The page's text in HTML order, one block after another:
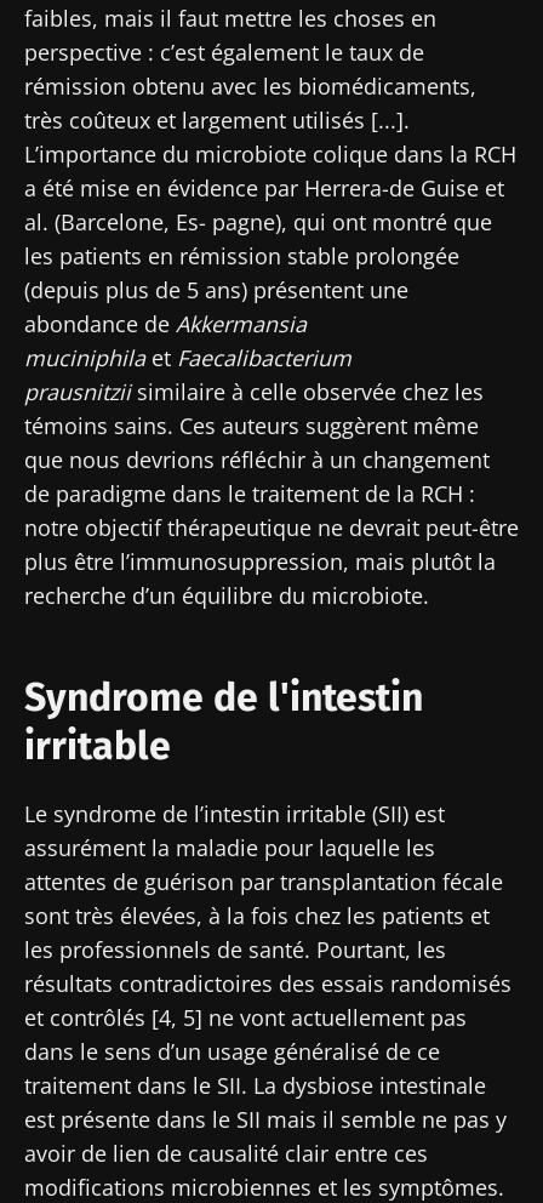
faibles, mais il faut mettre les choses en
perspective : c’est également le taux de
rémission obtenu avec les biomédicaments,
très coûteux et largement utilisés [...].
L’importance du microbiote colique dans la RCH
a été mise en évidence par Herrera-de Guise et
al. (Barcelone, Es- pagne), qui ont montré que
les patients en rémission stable prolongée
(depuis plus de 5 ans) présentent une
abondance de Akkermansia
muciniphilaet Faecalibacterium
prausnitziisimilaire à celle observée chez les
témoins sains. Ces auteurs suggèrent même
que nous devrions réfléchir à un changement
de paradigme dans le traitement de la RCH :
notre objectif thérapeutique ne devrait peut-être
plus être l’immunosuppression, mais plutôt la
recherche d’un équilibre du microbiote.
Syndrome de l'intestin
irritable
Le syndrome de l’intestin irritable (SII) est
assurément la maladie pour laquelle les
attentes de guérison par transplantation fécale
sont très élevées, à la fois chez les patients et
les professionnels de santé. Pourtant, les
résultats contradictoires des essais randomisés
et contrôlés [4, 5] ne vont actuellement pas
dans le sens d’un usage généralisé de ce
traitement dans le SII. La dysbiose intestinale
est présente dans le SII mais il semble ne pas y
avoir de lien de causalité clair entre ces
modifications microbiennes et les symptômes.
Redirection
Vous êtes sur le point d'être redirigé et de
quitter notre site web
Être redirigé
Rester sur le site Web du Biocodex Microbiota
Institute
Rejoignez la communauté Microbiota des
professionnels de santé et des chercheurs et
Magazine" pour rester au courant des
dernières actualités sur le microbiote.
Je souhaite m'inscrire afin de recevoir
d'autres actualités de Biocodex
J’ai lu et accepte les CGUet lapolitique de
protection des donnéesdu Biocodex
Microbiota Institute
Ne partez pas si vite !
Rejoignez la communauté Microbiota des
professionnels de santé et des chercheurs et
recevez le "Microbiota Digest" et le "HCP
Magazine" pour rester au courant des
dernières actualités sur le microbiote.
d'autres actualités de Biocodex
J’ai lu et accepte lesCGU et lapolitique de
protection des donnéesdu Biocodex
Microbiota Institute
* Champs obligatoires
BMI 20-35
Découvrir